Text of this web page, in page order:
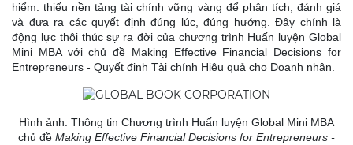
hiểm: thiếu nền tảng tài chính vững vàng để phân tích, đánh giá
và đưa ra các quyết định đúng lúc, đúng hướng. Đây chính là
động lực thôi thúc sự ra đời của chương trình Huấn luyện Global
Mini MBA với chủ đề Making Effective Financial Decisions for
Entrepreneurs - Quyết định Tài chính Hiệu quả cho Doanh nhân.
Hình ảnh: Thông tin Chương trình Huấn luyện Global Mini MBA
chủ đề Making Effective Financial Decisions for Entrepreneurs -